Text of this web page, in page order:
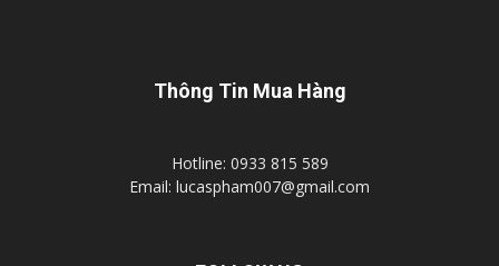
Thông Tin Mua Hàng
Hotline: 0933 815 589
Email: lucaspham007@gmail.com